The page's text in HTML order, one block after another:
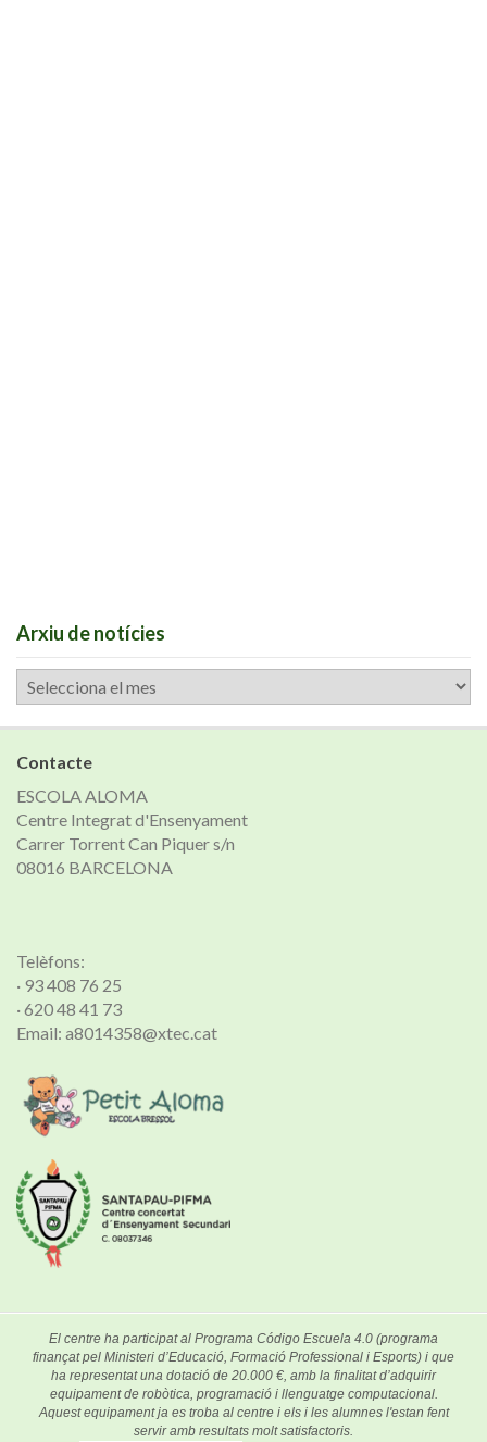
Arxiu de notícies
Arxiu
de
notícies
Contacte
ESCOLA ALOMA
Centre Integrat d'Ensenyament
Carrer Torrent Can Piquer s/n
08016 BARCELONA
Telèfons:
· 93 408 76 25
· 620 48 41 73
Email: a8014358@xtec.cat
El centre ha participat al Programa Código Escuela 4.0 (programa
finançat pel Ministeri d’Educació, Formació Professional i Esports) i que
ha representat una dotació de 20.000 €, amb la finalitat d’adquirir
equipament de robòtica, programació i llenguatge computacional.
Aquest equipament ja es troba al centre i els i les alumnes l'estan fent
servir amb resultats molt satisfactoris.